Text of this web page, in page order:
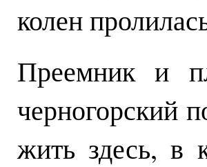
колен
Преемник и
черногорский
жить здесь, в